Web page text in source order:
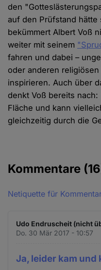
den
auf den Prüfstand
bekümmert Albert Voß
weiter mit seinem
fahren und dabei –
oder anderen
inspirieren. Auch über
denkt Voß bereits
Fläche und kann
gleichzeitig durch die
Kommentare
Netiquette für
Udo Endruscheit (nicht
Do. 30 Mär 2017 - 10:57
Ja, leider kam und